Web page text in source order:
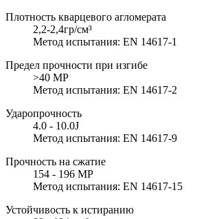
Плотность кварцевого агломерата
2,2-2,4гр/см³
Метод испытания: EN 14617-1
Предел прочности при изгибе
>40 MP
Метод испытания: EN 14617-2
Ударопрочность
4.0 - 10.0J
Метод испытания: EN 14617-9
Прочность на сжатие
154 - 196 MP
Метод испытания: EN 14617-15
Устойчивость к истиранию